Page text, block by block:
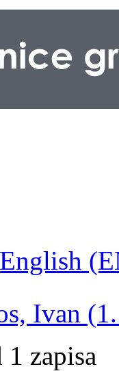
English
Ivan
zapisa